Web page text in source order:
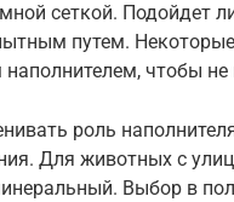
сеткой. Подойдет
путем.
чтобы
роль
Для животных с
Выбор в